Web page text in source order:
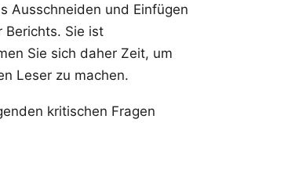
Ausschneiden und Einfügen
Berichts. Sie ist
Sie sich daher Zeit, um
Leser zu machen.
kritischen Fragen